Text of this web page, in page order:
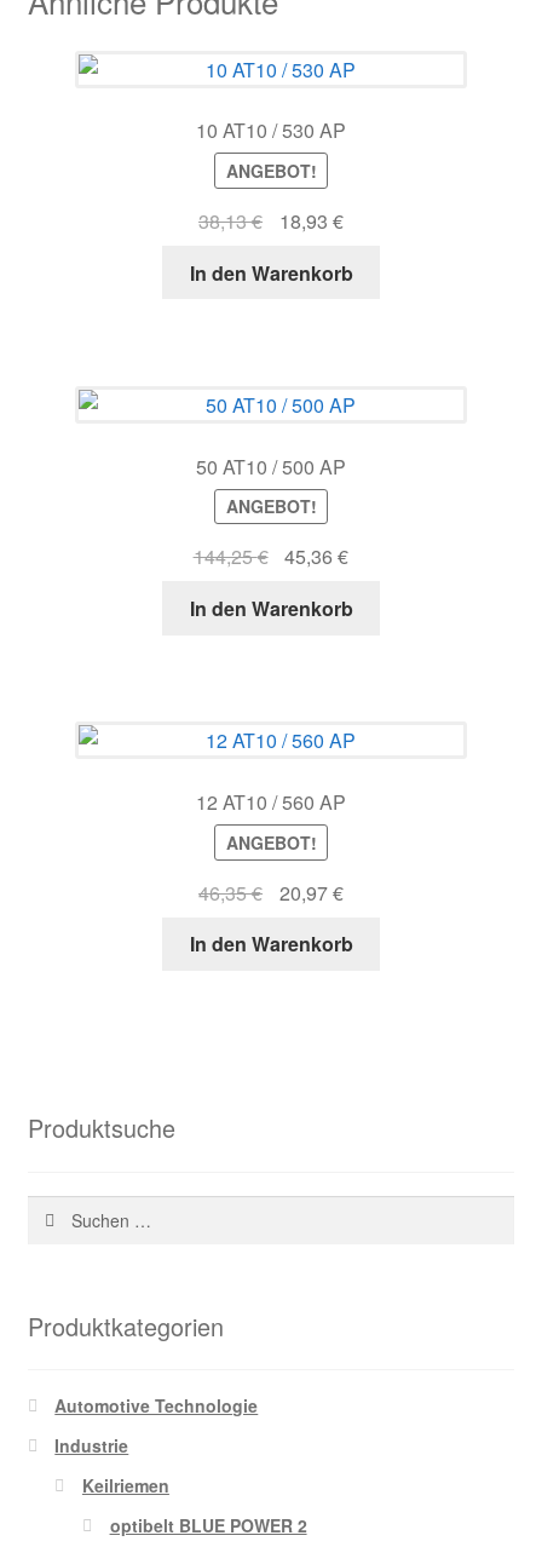
10 AT10 / 530 AP
ANGEBOT!
38,13€
Ursprünglicher
war:
18,93 €Aktueller
ist:
In den Warenkorb
50 AT10 / 500 AP
ANGEBOT!
144,25€ Ursprünglicher
war:
45,36€Aktueller
ist:
In den Warenkorb
12 AT10 / 560 AP
ANGEBOT!
46,35€
Ursprünglicher
war:
20,97€Aktueller
ist:
In den Warenkorb
Produktsuche
Suchen
Produktkategorien
Automotive Technologie
Industrie
Keilriemen
optibelt BLUE POWER 2